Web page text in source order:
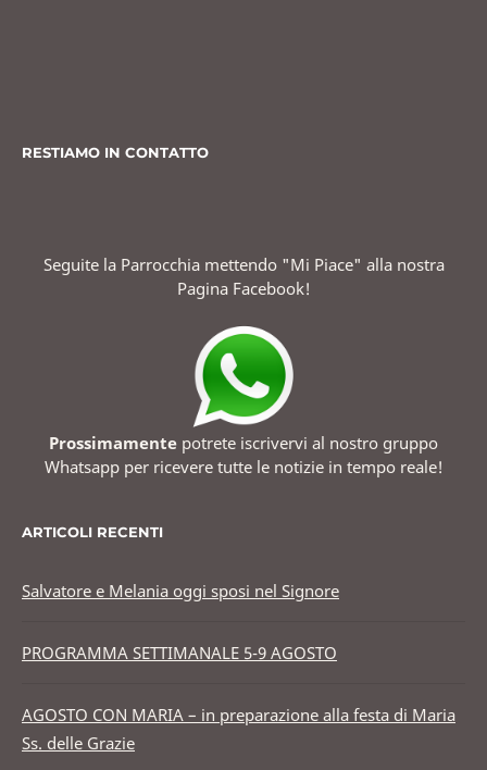
RESTIAMO IN CONTATTO
Seguite la Parrocchia mettendo "Mi Piace" alla nostra
Pagina Facebook!
Prossimamente potrete iscrivervi al nostro gruppo
Whatsapp per ricevere tutte le notizie in tempo reale!
ARTICOLI RECENTI
Salvatore e Melania oggi sposi nel Signore
PROGRAMMA SETTIMANALE 5-9 AGOSTO
AGOSTO CON MARIA – in preparazione alla festa di Maria
Ss. delle Grazie